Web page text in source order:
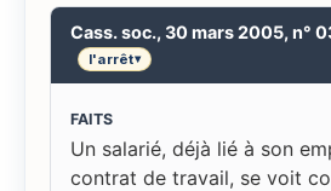
Cass. soc., 30 mars 2005, n°
l'arrêt▾
FAITS
Un salarié, déjà lié à son
contrat de travail, se voit